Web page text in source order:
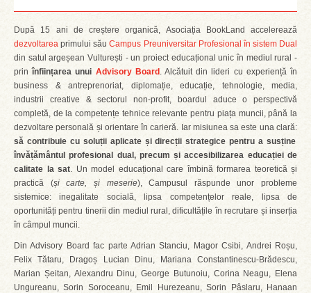
După 15 ani de creștere organică, Asociația BookLand accelerează
dezvoltarea primului săuCampus Preuniversitar Profesional în sistem Dual
din satul argeșean Vulturești - un proiect educațional unic în mediul rural -
prinînființarea unui Advisory Board . Alcătuit din lideri cu experiență în
business & antreprenoriat, diplomație, educație, tehnologie, media,
industrii creative & sectorul non-profit, boardul aduce o perspectivă
completă, de la competențe tehnice relevante pentru piața muncii, până la
dezvoltare personală și orientare în carieră. Iar misiunea sa este una clară:
să contribuie cu soluții aplicate și direcții strategice pentru a susține
învățământul profesional dual, precum și accesibilizarea educației de
calitate la sat. Un model educațional care îmbină formarea teoretică și
practică (și carte, și meserie), Campusul răspunde unor probleme
sistemice: inegalitate socială, lipsa competențelor reale, lipsa de
oportunități pentru tinerii din mediul rural, dificultățile în recrutare și inserția
în câmpul muncii.
Din Advisory Board fac parte Adrian Stanciu, Magor Csibi, Andrei Roșu,
Felix Tătaru, Dragoș Lucian Dinu, Mariana Constantinescu-Brădescu,
Marian Șeitan, Alexandru Dinu, George Butunoiu, Corina Neagu, Elena
Ungureanu, Sorin Soroceanu, Emil Hurezeanu, Sorin Pâslaru, Hanaan